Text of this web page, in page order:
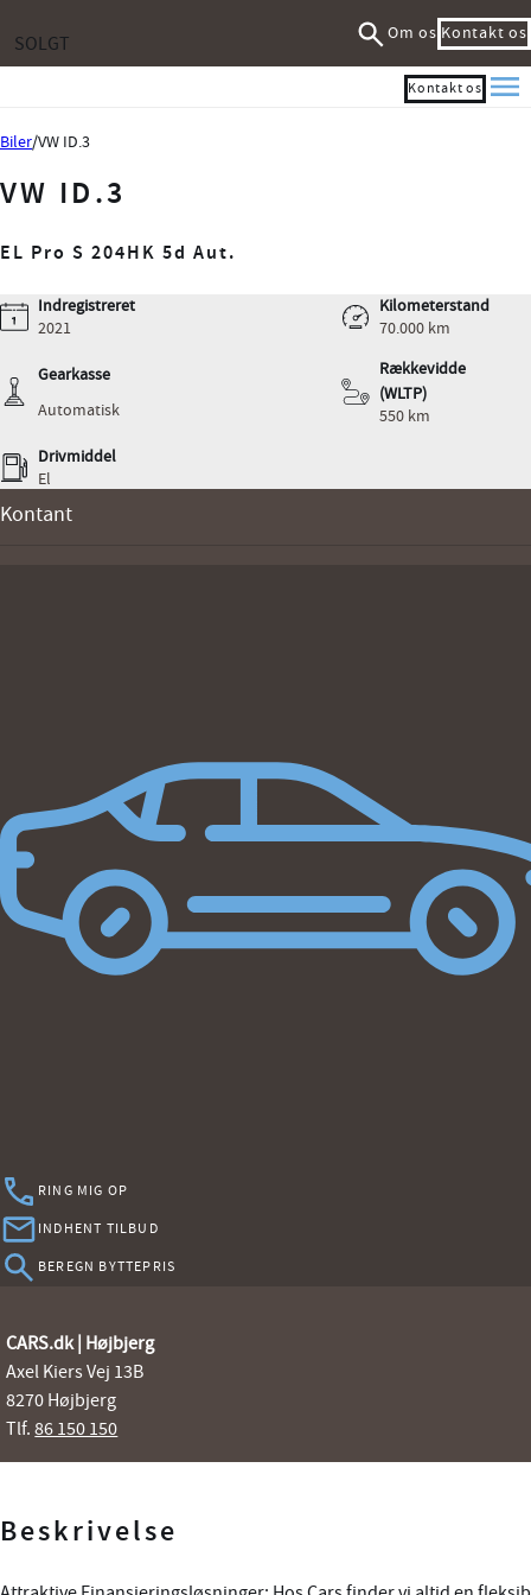
Om os Kontakt os
Kontakt os
Biler VW ID.3
VW ID.3
EL Pro S 204HK 5d Aut.
SOLGT
Indregistreret
2021
Kilometerstand
70.000 km
Gearkasse
Automatisk
Rækkevidde
(WLTP)
550 km
Drivmiddel
El
Kontant
RING MIG OP
INDHENT TILBUD
BEREGN BYTTEPRIS
CARS.dk | Højbjerg
Axel Kiers Vej 13B
8270 Højbjerg
Tlf.86 150 150
Beskrivelse